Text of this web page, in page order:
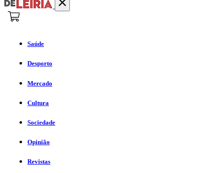
Saúde
Desporto
Mercado
Cultura
Sociedade
Opinião
Revistas